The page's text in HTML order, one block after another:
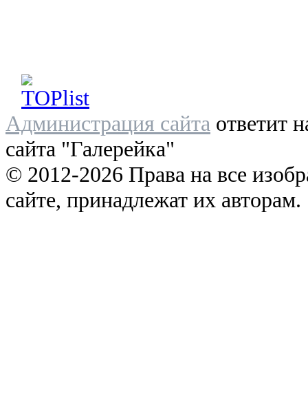
Администрация сайта ответит
сайта "Галерейка"
© 2012-2026 Права на все
сайте, принадлежат их авторам.